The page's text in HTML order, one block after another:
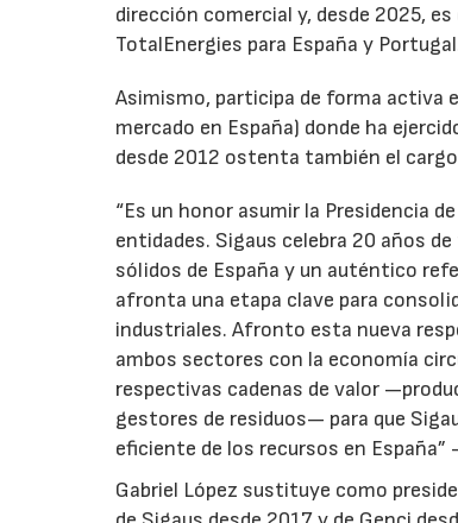
dirección comercial y, desde 2025,
TotalEnergies para España y
Asimismo, participa de forma activa
mercado en España) donde ha
desde 2012 ostenta también el
“Es un honor asumir la Presidencia
entidades. Sigaus celebra 20 años
sólidos de España y un auténtico
afronta una etapa clave para
industriales. Afronto esta nueva
ambos sectores con la economía
respectivas cadenas de valor
gestores de residuos— para que
eficiente de los recursos en
Gabriel López sustituye como